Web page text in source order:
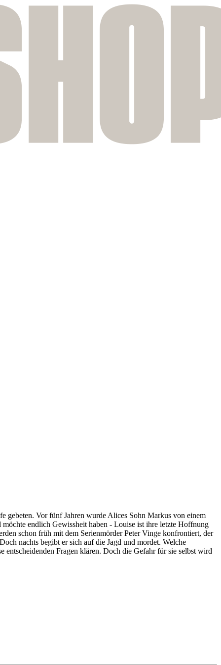
gebeten. Vor fünf Jahren wurde Alices Sohn Markus von einem
endlich Gewissheit haben - Louise ist ihre letzte Hoffnung
schon früh mit dem Serienmörder Peter Vinge konfrontiert, der
nachts begibt er sich auf die Jagd und mordet. Welche
Fragen klären. Doch die Gefahr für sie selbst wird